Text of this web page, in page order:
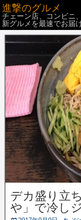
進撃のグルメ
チェーン店、コンビニ
新グルメを最速でお届
デカ盛り立
や」で冷し